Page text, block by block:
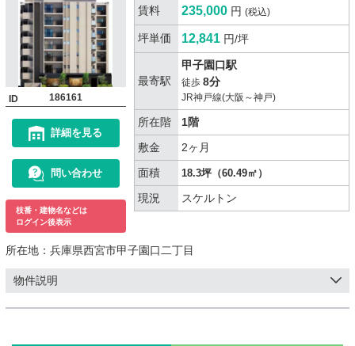
ID 186161
詳細を見る
問い合わせ
枝番・建物名などは
ログイン後表示
賃料 235,000 円 (税込)
坪単価 12,841 円/坪
最寄駅
甲子園口駅
徒歩 8分
JR神戸線(大阪～神戸)
所在階
1階
敷金
2ヶ月
面積
18.3坪（60.49㎡）
現況 スケルトン
所在地： 兵庫県西宮市甲子園口二丁目
物件説明